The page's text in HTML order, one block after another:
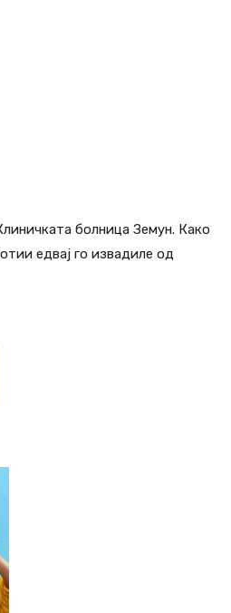
болница Земун. Како
едвај го извадиле од